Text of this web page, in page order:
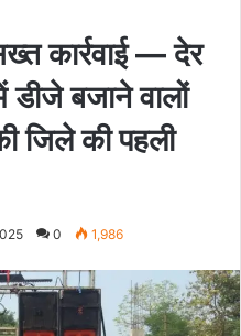
कार्रवाई — देर
बजाने वालों
जिले की पहली
0 1,986